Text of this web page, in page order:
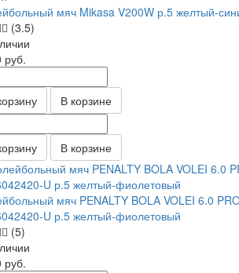
мяч Mikasa V200W р.5 желтый-
(3.5)
руб.
В корзине
В корзине
мяч PENALTY BOLA VOLEI 6.0
U р.5 желтый-фиолетовый
(5)
руб.